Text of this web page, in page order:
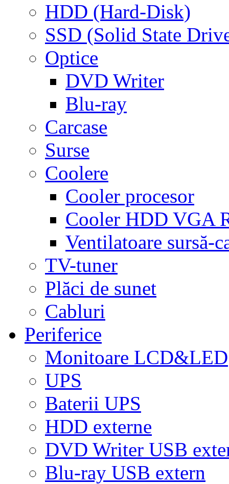
HDD (Hard-Disk)
SSD (Solid State
Optice
DVD Writer
Blu-ray
Carcase
Surse
Coolere
Cooler procesor
Cooler HDD VGA
Ventilatoare sursă-
TV-tuner
Plăci de sunet
Cabluri
Periferice
Monitoare LCD&LED
UPS
Baterii UPS
HDD externe
DVD Writer USB
Blu-ray USB extern